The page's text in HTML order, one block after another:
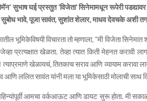
सुभाष घई प्रस्तुत ‘विजेता’ सिनेमामधून रूपेरी
सुबोध भावे, पूजा सावंत, सुशांत शेलार, माधव देवचके अशी
भूमिकेविषयी विचारता तो म्हणाला, “मी विजेता
जेव्हा प्रत्यक्षात खेळता. तेव्हा त्यात किती मेहनत
खेळायचं, तितकाच सराव आणि व्यायाम करावा
आणि ललित सावंत यांनी मला या भूमिकेसाठी मोलाची साथ
आमचा वर्कआऊट आणि डायट सुरू होता. मी